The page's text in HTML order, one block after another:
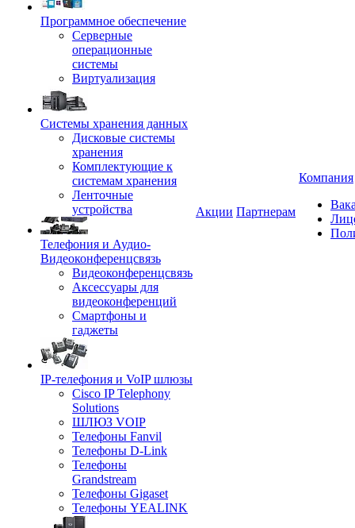
Программное обеспечение
Серверные
операционные
системы
Виртуализация
Системы хранения данных
Дисковые системы
хранения
Комплектующие к
системам хранения
Ленточные
устройства
Телефония и Аудио-
Видеоконференцсвязь
Видеоконференцсвязь
Аксессуары для
видеоконференций
Смартфоны и
гаджеты
IP-телефония и VoIP шлюзы
Cisco IP Telephony
Solutions
ШЛЮЗ VOIP
Телефоны Fanvil
Телефоны D-Link
Телефоны
Grandstream
Телефоны Gigaset
Телефоны YEALINK
Акции Партнерам
Компания